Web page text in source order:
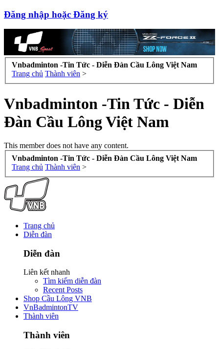
Đăng nhập hoặc Đăng ký
Vnbadminton -Tin Tức - Diễn Đàn Cầu Lông Việt Nam
Trang chủ Thành viên >
Vnbadminton -Tin Tức - Diễn
Đàn Cầu Lông Việt Nam
This member does not have any content.
Vnbadminton -Tin Tức - Diễn Đàn Cầu Lông Việt Nam
Trang chủ Thành viên >
Trang chủ
Diễn đàn
Diễn đàn
Liên kết nhanh
Tìm kiếm diễn đàn
Recent Posts
Shop Cầu Lông VNB
VnBadmintonTV
Thành viên
Thành viên